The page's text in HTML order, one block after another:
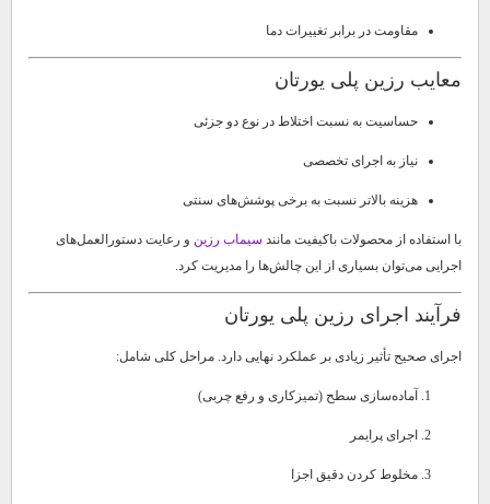
مقاومت در برابر تغییرات دما
معایب رزین پلی یورتان
حساسیت به نسبت اختلاط در نوع دو جزئی
نیاز به اجرای تخصصی
هزینه بالاتر نسبت به برخی پوشش‌های سنتی
با استفاده از محصولات باکیفیت مانند سیماب رزین و رعایت دستورالعمل‌های
اجرایی می‌توان بسیاری از این چالش‌ها را مدیریت کرد.
فرآیند اجرای رزین پلی یورتان
اجرای صحیح تأثیر زیادی بر عملکرد نهایی دارد. مراحل کلی شامل:
آماده‌سازی سطح (تمیزکاری و رفع چربی)
اجرای پرایمر
مخلوط کردن دقیق اجزا